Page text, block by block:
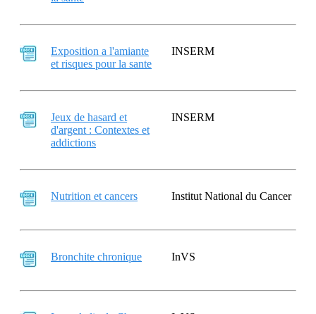
Exposition a l'amiante
et risques pour la sante
INSERM
Jeux de hasard et
d'argent : Contextes et
addictions
INSERM
Nutrition et cancers Institut National du Cancer
Bronchite chronique InVS